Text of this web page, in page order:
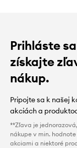
Prihláste
získajte
nákup.
Pripojte sa k našej
akciách a
**Zľava je
nákupe v min.
akciami a niektoré